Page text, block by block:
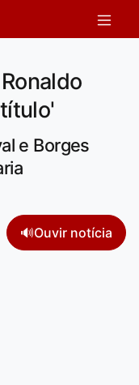
e Borges
🔊Ouvir notícia